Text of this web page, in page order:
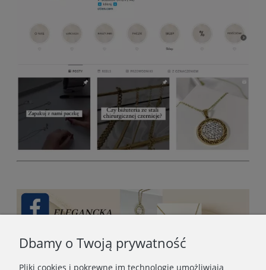
Dbamy o Twoją prywatność
Pliki cookies i pokrewne im technologie umożliwiają